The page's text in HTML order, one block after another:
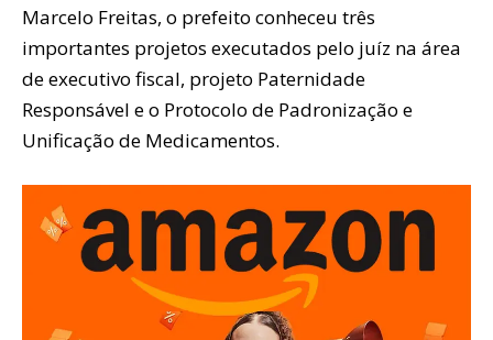
Marcelo Freitas, o prefeito conheceu três
importantes projetos executados pelo juíz na área
de executivo fiscal, projeto Paternidade
Responsável e o Protocolo de Padronização e
Unificação de Medicamentos.